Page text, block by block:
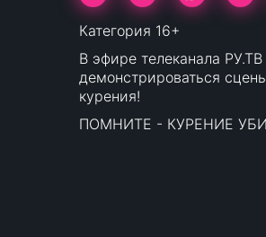
Категория 16+
В эфире телеканала РУ.ТВ
демонстрироваться
курения!
ПОМНИТЕ - КУРЕНИЕ